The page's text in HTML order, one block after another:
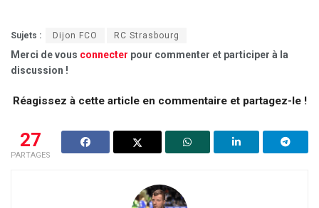
Sujets : Dijon FCO RC Strasbourg
Merci de vous connecter pour commenter et participer à la
discussion !
Réagissez à cette article en commentaire et partagez-le !
27
PARTAGES